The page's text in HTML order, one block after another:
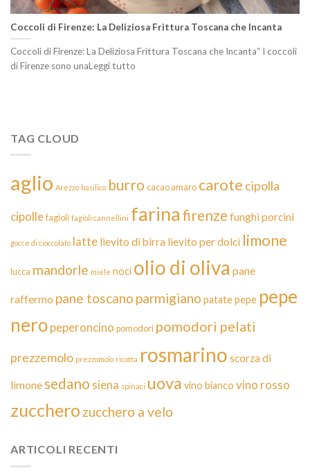
Coccoli di Firenze: La Deliziosa Frittura Toscana che Incanta
Coccoli di Firenze: La Deliziosa Frittura Toscana che Incanta” I coccoli
di Firenze sono unaLeggi tutto
TAG CLOUD
aglio Arezzo basilico burro cacao amaro carote cipolla
cipolle fagioli fagioli cannellini farina firenze funghi porcini
gocce di cioccolato latte lievito di birra lievito per dolci limone
lucca mandorle miele noci olio di oliva pane
raffermo pane toscano parmigiano patatepepe pepe
neropeperoncino pomodori pomodori pelati
prezzemolo prezzomolo ricotta rosmarino scorza di
limone sedano siena spinaci uova vino bianco vino rosso
zucchero zucchero a velo
ARTICOLI RECENTI